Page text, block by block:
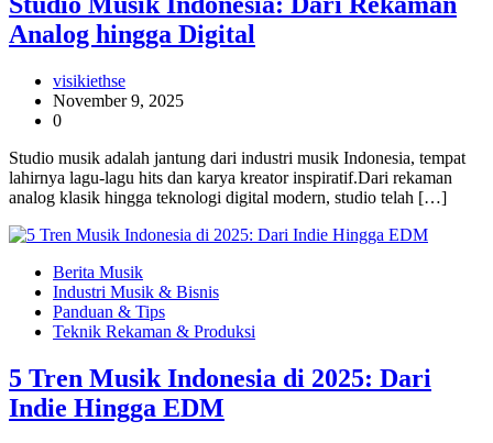
Analog hingga Digital
visikiethse
November 9, 2025
0
Studio musik adalah jantung dari industri musik Indonesia, tempat
lahirnya lagu-lagu hits dan karya kreator inspiratif.Dari rekaman
analog klasik hingga teknologi digital modern, studio telah […]
Berita Musik
Industri Musik & Bisnis
Panduan & Tips
Teknik Rekaman & Produksi
5 Tren Musik Indonesia di 2025: Dari
Indie Hingga EDM